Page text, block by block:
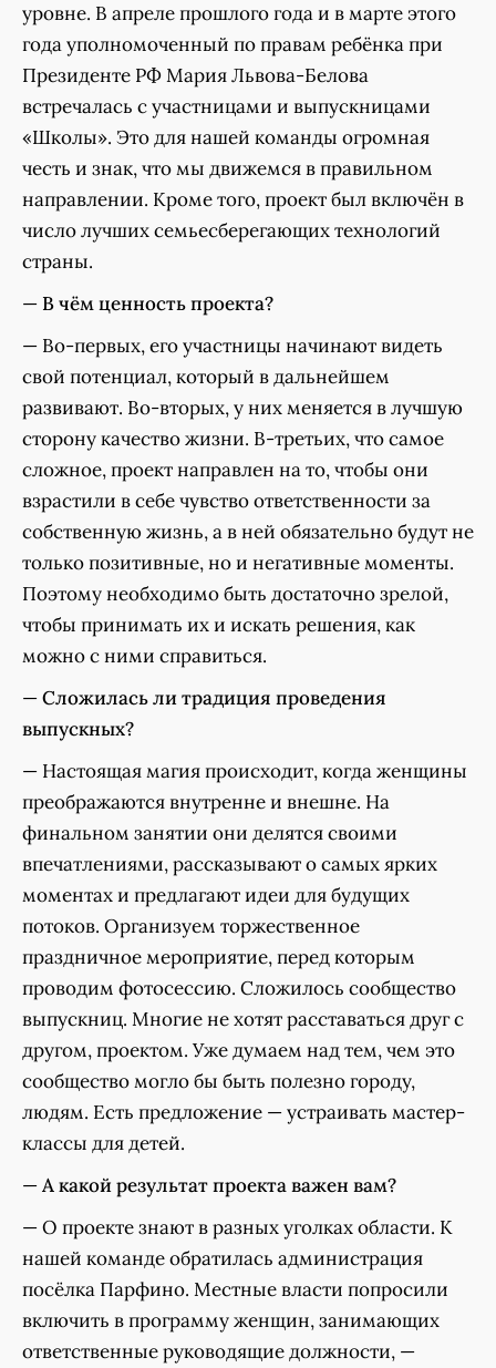
уровне. В апреле прошлого года и в марте этого
года уполномоченный по правам ребёнка при
Президенте РФ Мария Львова-Белова
встречалась с участницами и выпускницами
«Школы». Это для нашей команды огромная
честь и знак, что мы движемся в правильном
направлении. Кроме того, проект был включён в
число лучших семьесберегающих технологий
страны.
— В чём ценность проекта?
— Во-первых, его участницы начинают видеть
свой потенциал, который в дальнейшем
развивают. Во-вторых, у них меняется в лучшую
сторону качество жизни. В-третьих, что самое
сложное, проект направлен на то, чтобы они
взрастили в себе чувство ответственности за
собственную жизнь, а в ней обязательно будут не
только позитивные, но и негативные моменты.
Поэтому необходимо быть достаточно зрелой,
чтобы принимать их и искать решения, как
можно с ними справиться.
—Сложилась ли традиция проведения
выпускных?
— Настоящая магия происходит, когда женщины
преображаются внутренне и внешне. На
финальном занятии они делятся своими
впечатлениями, рассказывают о самых ярких
моментах и предлагают идеи для будущих
потоков. Организуем торжественное
праздничное мероприятие, перед которым
проводим фотосессию. Сложилось сообщество
выпускниц. Многие не хотят расставаться друг с
другом, проектом. Уже думаем над тем, чем это
сообщество могло бы быть полезно городу,
людям. Есть предложение — устраивать мастер-
классы для детей.
—А какой результат проекта важен вам?
— О проекте знают в разных уголках области. К
нашей команде обратилась администрация
посёлка Парфино. Местные власти попросили
включить в программу женщин, занимающих
ответственные руководящие должности, —